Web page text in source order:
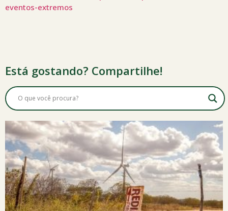
eventos-extremos
Está gostando? Compartilhe!